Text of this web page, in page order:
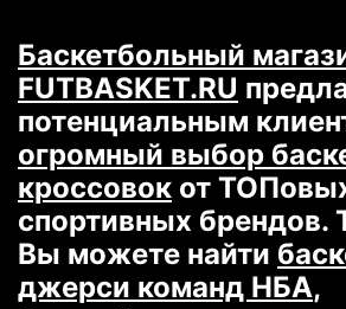
баскетбольные шорты
компрессионные
для игры в баскетбол
новинки нашего
Купить
Москве по доступной
Баскетбольный
FUTBASKET.RU
потенциальным
огромный выбор
кроссовок от
спортивных брендов.
Вы можете найти
джерси команд НБА,